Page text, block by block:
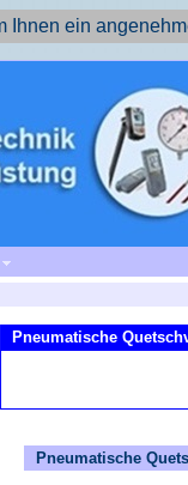
Ihnen ein
Pneumatische
Pneumatische